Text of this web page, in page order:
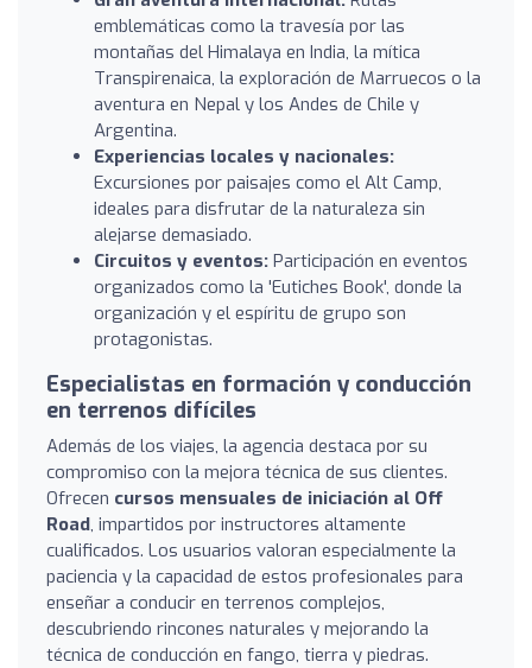
emblemáticas como la travesía por las
montañas del Himalaya en India, la mítica
Transpirenaica, la exploración de Marruecos o la
aventura en Nepal y los Andes de Chile y
Argentina.
Experiencias locales y nacionales:
Excursiones por paisajes como el Alt Camp,
ideales para disfrutar de la naturaleza sin
alejarse demasiado.
Circuitos y eventos: Participación en eventos
organizados como la 'Eutiches Book', donde la
organización y el espíritu de grupo son
protagonistas.
Especialistas en formación y conducción
en terrenos difíciles
Además de los viajes, la agencia destaca por su
compromiso con la mejora técnica de sus clientes.
Ofrecen cursos mensuales de iniciación al Off
Road, impartidos por instructores altamente
cualificados. Los usuarios valoran especialmente la
paciencia y la capacidad de estos profesionales para
enseñar a conducir en terrenos complejos,
descubriendo rincones naturales y mejorando la
técnica de conducción en fango, tierra y piedras.